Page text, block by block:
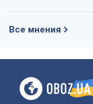
Все мнения